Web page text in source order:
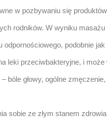
w pozbywaniu się produktów
rodników. W wyniku masażu
odpornościowego, podobnie
leki przeciwbakteryjne, i może
bóle głowy, ogólne
sobie ze złym stanem